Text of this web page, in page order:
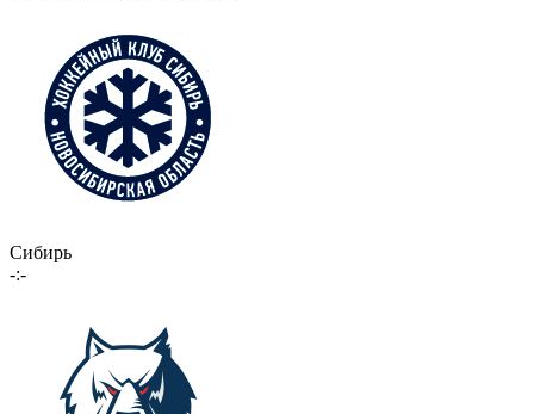
Сибирь
-:-